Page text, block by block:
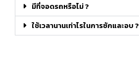
มีที่จอดรถหรือไม่ ?
ใช้เวลานานเท่าไรในการซักและอบ ?